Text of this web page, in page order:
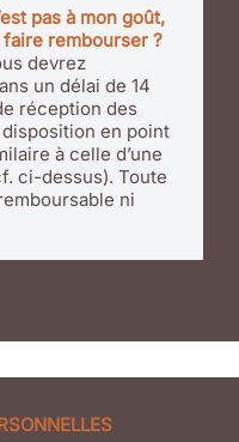
pas à mon goût,
rembourser ?
devrez
un délai de 14
réception des
en point
à celle d’une
ci-dessus). Toute
ni